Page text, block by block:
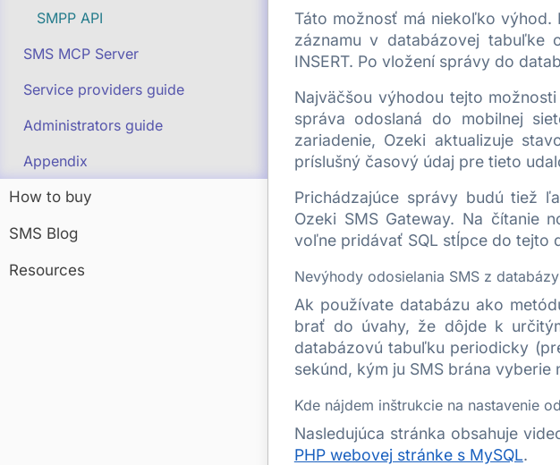
SMPP API
SMS MCP Server
Service providers guide
Administrators guide
Appendix
How to buy
SMS Blog
Resources
Táto možnosť má niekoľko
záznamu v databázovej tabuľke
INSERT. Po vložení správy do
Najväčšou výhodou tejto
správa odoslaná do mobilnej
zariadenie, Ozeki aktualizuje
príslušný časový údaj pre tieto
Prichádzajúce správy budú tiež
Ozeki SMS Gateway. Na čítanie
voľne pridávať SQL stĺpce do tejto
Nevýhody odosielania SMS z databázy
Ak používate databázu ako
brať do úvahy, že dôjde k
databázovú tabuľku periodicky
sekúnd, kým ju SMS brána vyberie
Kde nájdem inštrukcie na nastavenie
Nasledujúca stránka obsahuje
PHP webovej stránke s MySQL.